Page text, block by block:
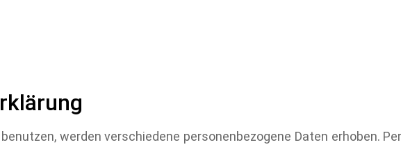
werden verschiedene personenbezogene Daten erhoben.